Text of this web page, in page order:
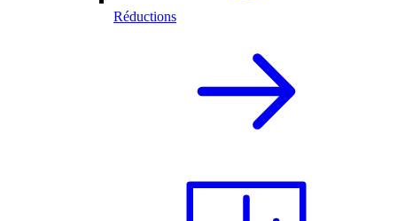
Réductions